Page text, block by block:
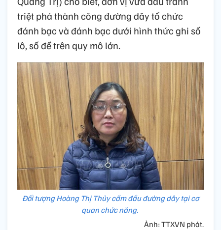
triệt phá thành công đường dây tổ chức
đánh bạc và đánh bạc dưới hình thức ghi số
lô, số đề trên quy mô lớn.
Đối tượng Hoàng Thị Thủy cầm đầu đường dây tại cơ
quan chức năng.
Ảnh: TTXVN phát.